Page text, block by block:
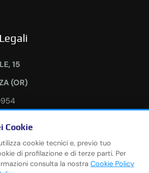
15
(OR)
138553
30.000 I.V.
Cookie
cookie tecnici e, previo tuo
di profilazione e di terze parti. Per
consulta la nostra Cookie Policy